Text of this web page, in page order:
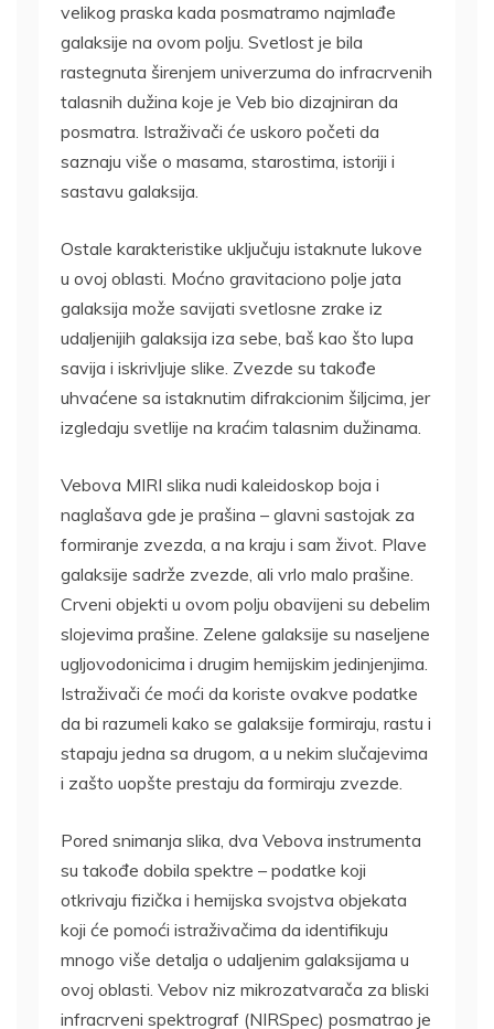
velikog praska kada posmatramo najmlađe
galaksije na ovom polju. Svetlost je bila
rastegnuta širenjem univerzuma do infracrvenih
talasnih dužina koje je Veb bio dizajniran da
posmatra. Istraživači će uskoro početi da
saznaju više o masama, starostima, istoriji i
sastavu galaksija.
Ostale karakteristike uključuju istaknute lukove
u ovoj oblasti. Moćno gravitaciono polje jata
galaksija može savijati svetlosne zrake iz
udaljenijih galaksija iza sebe, baš kao što lupa
savija i iskrivljuje slike. Zvezde su takođe
uhvaćene sa istaknutim difrakcionim šiljcima, jer
izgledaju svetlije na kraćim talasnim dužinama.
Vebova MIRI slika nudi kaleidoskop boja i
naglašava gde je prašina – glavni sastojak za
formiranje zvezda, a na kraju i sam život. Plave
galaksije sadrže zvezde, ali vrlo malo prašine.
Crveni objekti u ovom polju obavijeni su debelim
slojevima prašine. Zelene galaksije su naseljene
ugljovodonicima i drugim hemijskim jedinjenjima.
Istraživači će moći da koriste ovakve podatke
da bi razumeli kako se galaksije formiraju, rastu i
stapaju jedna sa drugom, a u nekim slučajevima
i zašto uopšte prestaju da formiraju zvezde.
Pored snimanja slika, dva Vebova instrumenta
su takođe dobila spektre – podatke koji
otkrivaju fizička i hemijska svojstva objekata
koji će pomoći istraživačima da identifikuju
mnogo više detalja o udaljenim galaksijama u
ovoj oblasti. Vebov niz mikrozatvarača za bliski
infracrveni spektrograf (NIRSpec) posmatrao je